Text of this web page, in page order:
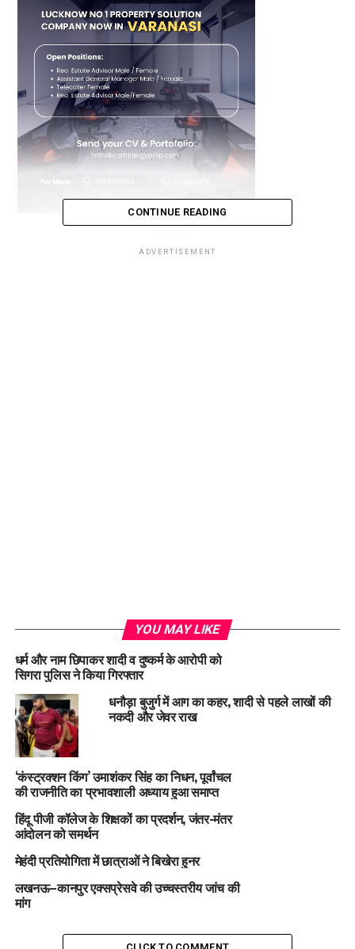
Loading...
CONTINUE READING
ADVERTISEMENT
YOU MAY LIKE
धर्म और नाम छिपाकर शादी व दुष्कर्म के आरोपी को
सिगरा पुलिस ने किया गिरफ्तार
धनौड़ा बुजुर्ग में आग का कहर, शादी से पहले लाखों की
नकदी और जेवर राख
‘कंस्ट्रक्शन किंग’ उमाशंकर सिंह का निधन, पूर्वांचल
की राजनीति का प्रभावशाली अध्याय हुआ समाप्त
हिंदू पीजी कॉलेज के शिक्षकों का प्रदर्शन, जंतर-मंतर
आंदोलन को समर्थन
मेहंदी प्रतियोगिता में छात्राओं ने बिखेरा हुनर
लखनऊ–कानपुर एक्सप्रेसवे की उच्चस्तरीय जांच की
मांग